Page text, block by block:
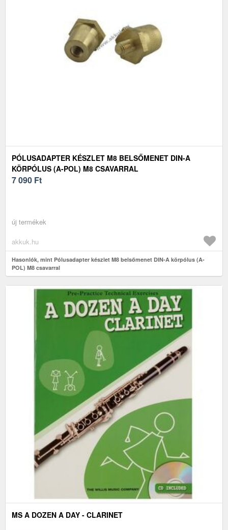
PÓLUSADAPTER KÉSZLET M8 BELSŐMENET DIN-A
KÖRPÓLUS (A-POL) M8 CSAVARRAL
7 090 Ft
új termékek
akkuk.hu
Hasonlók, mint Pólusadapter készlet M8 belsőmenet DIN-A körpólus (A-
POL) M8 csavarral
MS A DOZEN A DAY - CLARINET